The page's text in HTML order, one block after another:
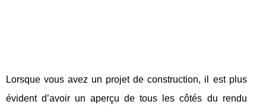
Lorsque vous avez un projet de construction, il est plus
évident d’avoir un aperçu de tous les côtés du rendu